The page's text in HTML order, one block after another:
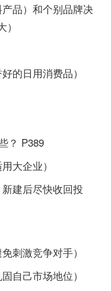
产品）和个别品牌决
日用消费品）
？ P389
大企业）
建后尽快收回投
激竞争对手）
己市场地位）